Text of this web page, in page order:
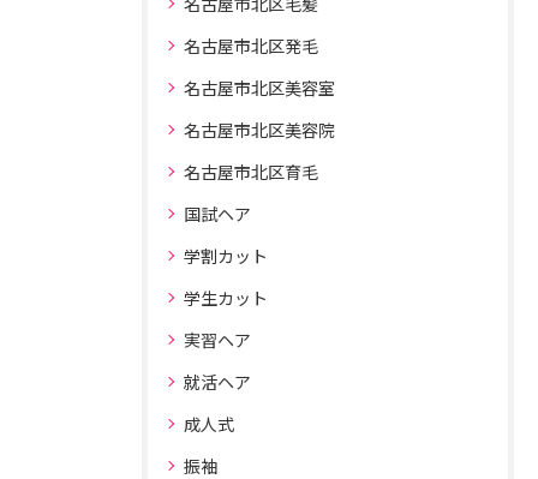
名古屋市北区発毛
名古屋市北区美容室
名古屋市北区美容院
名古屋市北区育毛
国試ヘア
学割カット
学生カット
実習ヘア
就活ヘア
成人式
振袖